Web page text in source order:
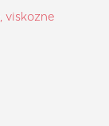
viskozne